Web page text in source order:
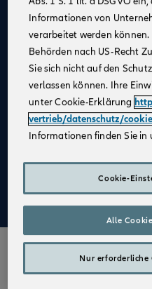
Bestehender
Qualifizierte
Attraktive
Digitale
Kostenfreie
Fachspezialist:innen
Aufbau einer
Mehr zu Deinen Vorteilen
Informationen von
verarbeitet werden können.
Behörden nach US-Recht
Sie sich nicht auf den
verlassen können. Ihre
unter Cookie-Erklärung
vertrieb/datenschutz/
Informationen finden Sie in
Cookie-
Nur erforderliche
Alle